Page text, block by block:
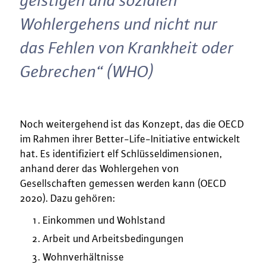
Wohlergehens und nicht nur
das Fehlen von Krankheit oder
Gebrechen“ (WHO)
Noch weitergehend ist das Konzept, das die OECD
im Rahmen ihrer Better-Life-Initiative entwickelt
hat. Es identifiziert elf Schlüsseldimensionen,
anhand derer das Wohlergehen von
Gesellschaften gemessen werden kann (OECD
2020). Dazu gehören:
Einkommen und Wohlstand
Arbeit und Arbeitsbedingungen
Wohnverhältnisse